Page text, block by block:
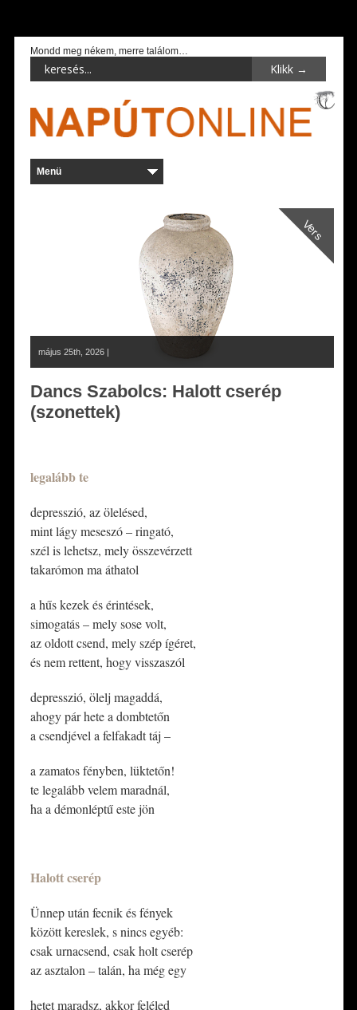
Mondd meg nékem, merre találom…
Vers
május 25th, 2026 |
Dancs Szabolcs: Halott cserép
(szonettek)
legalább te
depresszió, az ölelésed,
mint lágy meseszó – ringató,
szél is lehetsz, mely összevérzett
takarómon ma áthatol
a hűs kezek és érintések,
simogatás – mely sose volt,
az oldott csend, mely szép ígéret,
és nem rettent, hogy visszaszól
depresszió, ölelj magaddá,
ahogy pár hete a dombtetőn
a csendjével a felfakadt táj –
a zamatos fényben, lüktetőn!
te legalább velem maradnál,
ha a démonléptű este jön
Halott cserép
Ünnep után fecnik és fények
között kereslek, s nincs egyéb:
csak urnacsend, csak holt cserép
az asztalon – talán, ha még egy
hetet maradsz, akkor feléled